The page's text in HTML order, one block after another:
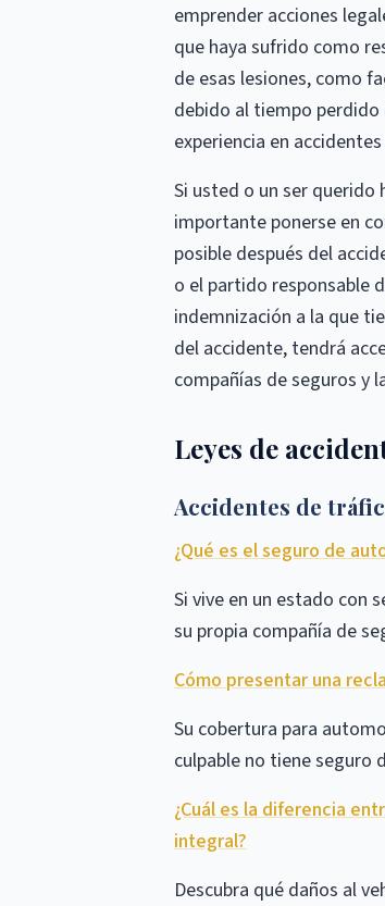
emprender acciones
que haya sufrido como
de esas lesiones, como
debido al tiempo perdido
experiencia en
Si usted o un ser querido
importante ponerse en
posible después del
o el partido responsable
indemnización a la que
del accidente, tendrá
compañías de seguros y
Leyes de
Accidentes de
¿Qué es el seguro de
Si vive en un estado con
su propia compañía de
Cómo presentar una
Su cobertura para
culpable no tiene seguro
¿Cuál es la diferencia
integral?
Descubra qué daños al